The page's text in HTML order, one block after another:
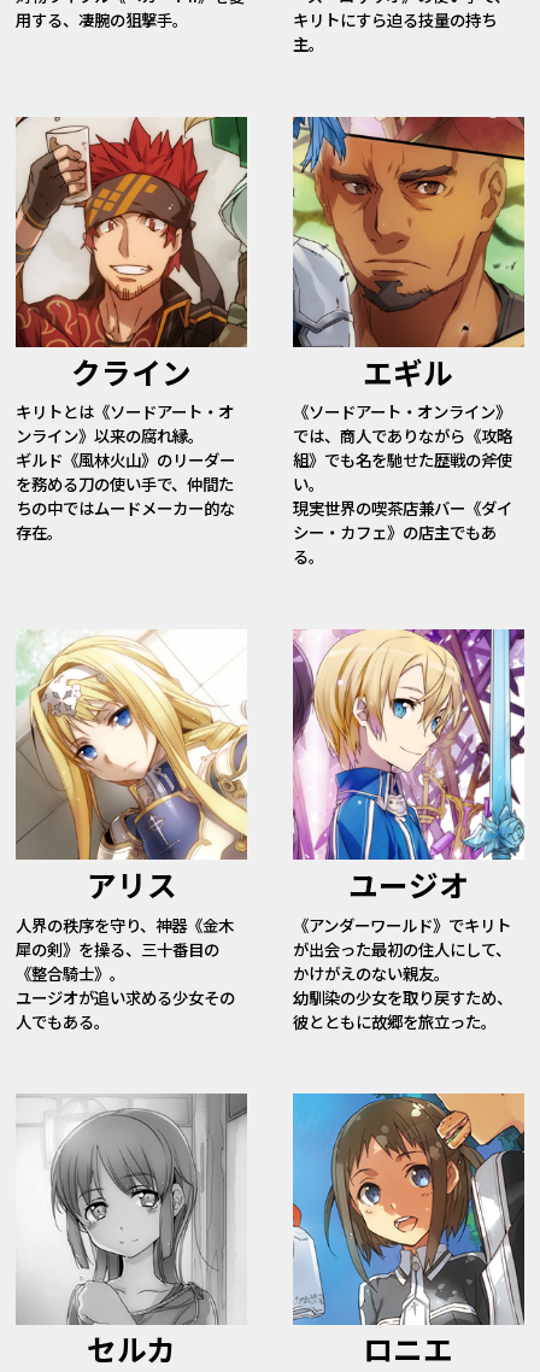
用する、凄腕の狙撃手。
キリトにすら迫る技量の持ち
主。
クライン
キリトとは《ソードアート・オ
ンライン》以来の腐れ縁。
ギルド《風林火山》のリーダー
を務める刀の使い手で、仲間た
ちの中ではムードメーカー的な
存在。
エギル
《ソードアート・オンライン》
では、商人でありながら《攻略
組》でも名を馳せた歴戦の斧使
い。
現実世界の喫茶店兼バー《ダイ
シー・カフェ》の店主でもあ
る。
アリス
人界の秩序を守り、神器《金木
犀の剣》を操る、三十番目の
《整合騎士》。
ユージオが追い求める少女その
人でもある。
ユージオ
《アンダーワールド》でキリト
が出会った最初の住人にして、
かけがえのない親友。
幼馴染の少女を取り戻すため、
彼とともに故郷を旅立った。
セルカ ロニエ